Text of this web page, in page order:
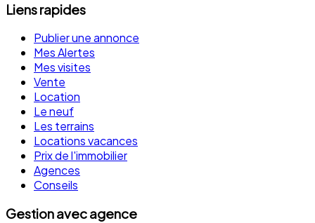
Liens rapides
Publier une annonce
Mes Alertes
Mes visites
Vente
Location
Le neuf
Les terrains
Locations vacances
Prix de l'immobilier
Agences
Conseils
Gestion avec agence